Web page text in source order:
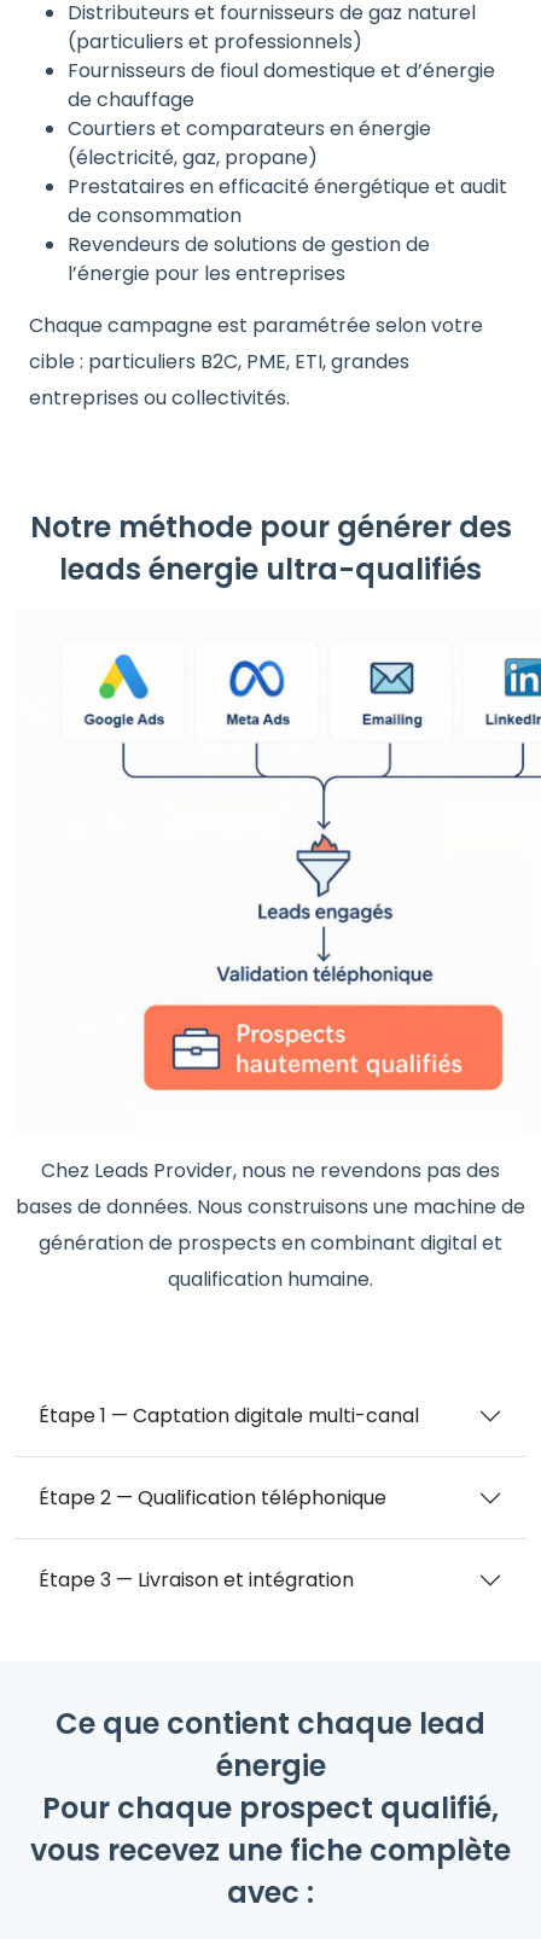
Distributeurs et fournisseurs de gaz naturel
(particuliers et professionnels)
Fournisseurs de fioul domestique et d’énergie
de chauffage
Courtiers et comparateurs en énergie
(électricité, gaz, propane)
Prestataires en efficacité énergétique et audit
de consommation
Revendeurs de solutions de gestion de
l’énergie pour les entreprises
Chaque campagne est paramétrée selon votre
cible : particuliers B2C, PME, ETI, grandes
entreprises ou collectivités.
Notre méthode pour générer des
leads énergie ultra-qualifiés
Chez Leads Provider, nous ne revendons pas des
bases de données. Nous construisons une machine de
génération de prospects en combinant digital et
qualification humaine.
Étape 1 — Captation digitale multi-canal
Étape 2 — Qualification téléphonique
Étape 3 — Livraison et intégration
Ce que contient chaque lead
énergie
Pour chaque prospect qualifié,
vous recevez une fiche complète
avec :